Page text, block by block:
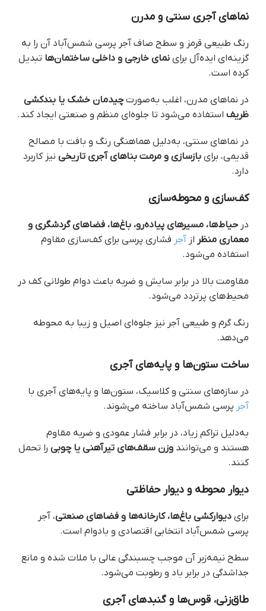
نماهای آجری سنتی و مدرن
رنگ طبیعی قرمز و سطح صاف آجر پرسی شمس‌آباد آن را به
گزینه‌ای ایده‌آل برای نمای خارجی و داخلی ساختمان‌ها تبدیل
کرده است.
در نماهای مدرن، اغلب به‌صورتچیدمان خشک یا بندکشی
ظریف استفاده می‌شود تا جلوه‌ای منظم و صنعتی ایجاد کند.
در نماهای سنتی، به‌دلیل هماهنگی رنگ و بافت با مصالح
قدیمی، برای بازسازی و مرمت بناهای آجری تاریخی نیز کاربرد
دارد.
کف‌سازی و محوطه‌سازی
درحیاط‌ها، مسیرهای پیاده‌رو، باغ‌ها، فضاهای گردشگری و
معماری منظر از آجر فشاری پرسی برای کف‌سازی مقاوم
استفاده می‌شود.
مقاومت بالا در برابر سایش و ضربه باعث دوام طولانی کف در
محیط‌های پرتردد می‌شود.
رنگ گرم و طبیعی آجر نیز جلوه‌ای اصیل و زیبا به محوطه
می‌دهد.
ساخت ستون‌ها و پایه‌های آجری
در سازه‌های سنتی و کلاسیک، ستون‌ها و پایه‌های آجری با
آجر پرسی شمس‌آباد ساخته می‌شوند.
به‌دلیل تراکم زیاد، در برابر فشار عمودی و ضربه مقاوم
هستند و می‌توانند وزن سقف‌های تیرآهنی یا چوبی را تحمل
کنند.
دیوار محوطه و دیوار حفاظتی
برای دیوارکشی باغ‌ها، کارخانه‌ها و فضاهای صنعتی، آجر
پرسی شمس‌آباد انتخابی اقتصادی و بادوام است.
سطح نیمه‌زبر آن موجب چسبندگی عالی با ملات شده و مانع
جداشدگی در برابر باد و رطوبت می‌شود.
طاق‌زنی، قوس‌ها و گنبدهای آجری